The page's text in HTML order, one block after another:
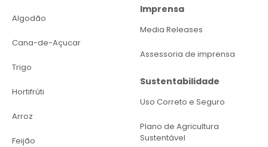
Algodão
Cana-de-Açucar
Trigo
Hortifrúti
Arroz
Feijão
Imprensa
Media Releases
Assessoria de imprensa
Sustentabilidade
Uso Correto e Seguro
Plano de Agricultura
Sustentável